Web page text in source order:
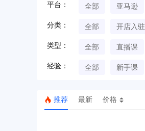
平台： 全部 亚马逊
分类： 全部 开店入驻
类型： 全部 直播课
经验： 全部 新手课
推荐 最新 价格